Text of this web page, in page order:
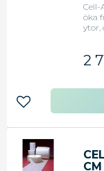
Cell-
öka
ytor,
2
Lägg till i